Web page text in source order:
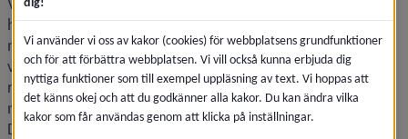
havet i utkanten av östra Holmsund. Sjön är långsmal i
nord-sydlig riktning. Den får vatten från Lövösundet i norr
via en bäck och våtmark i nordost. Väster-Långslädan
rinner till havet via Djupsundsbäcken i söder. Både bäcken i
norr mellan våtmarken och Lövösundet och
Djupsundsbäcken är tidvis så gott som torrlagda. När
Vi använder vi oss av kakor (cookies) för webbplatsens grundfunktioner
och för att förbättra webbplatsen. Vi vill också kunna erbjuda dig
nyttiga funktioner som till exempel uppläsning av text. Vi hoppas att
det känns okej och att du godkänner alla kakor. Du kan ändra vilka
kakor som får användas genom att klicka på inställningar.